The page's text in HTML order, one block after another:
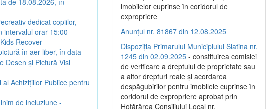
de 18.08.2026, în
dedicat copiilor,
intervalul orar 15:00-
Recover
în aer liber, în data
Desen și Pictură Visi
Achizițiilor Publice pentru
de incluziune -
imobilelor cuprinse în coridorul de
expropriere
Anunțul nr. 81867 din 12.08.2025
Dispoziția Primarului Municipiului Slatina nr.
1245 din 02.09.2025 - constituirea comisiei
de verificare a dreptului de proprietate sau
a altor drepturi reale și acordarea
despăgubirilor pentru imobilele cuprinse în
coridorul de expropriere aprobat prin
Hotărârea Consiliului Local nr.